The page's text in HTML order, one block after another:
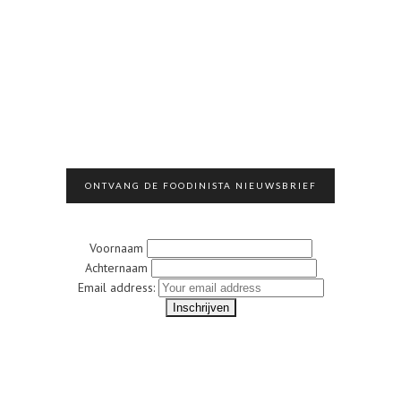
ONTVANG DE FOODINISTA NIEUWSBRIEF
Voornaam
Achternaam
Email address: